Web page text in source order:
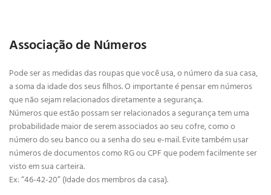
Associação de Números
Pode ser as medidas das roupas que você usa, o número da sua casa,
a soma da idade dos seus filhos. O importante é pensar em números
que não sejam relacionados diretamente a segurança.
Números que estão possam ser relacionados a segurança tem uma
probabilidade maior de serem associados ao seu cofre, como o
número do seu banco ou a senha do seu e-mail. Evite também usar
números de documentos como RG ou CPF que podem facilmente ser
visto em sua carteira.
Ex: “46-42-20” (Idade dos membros da casa).